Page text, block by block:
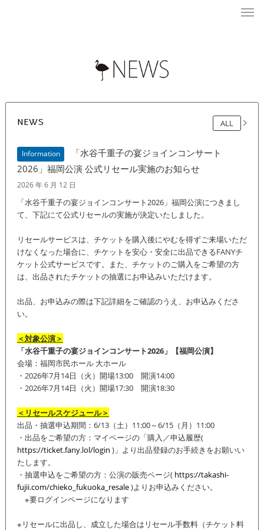
NEWS ALL
Information
「水谷千重子の宴ジョインコンサート
2026」福岡公演 公式リセール実施のお知らせ
2026 年 6 月 12 日
「水谷千重子の宴ジョインコンサート2026」福岡公演につきまし
て、下記にて公式リセールの実施が決定いたしました。
リセールサービスは、チケットを購入後にやむを得ずご来場いただ
けなくなった場合に、チケットを安心・安全に出品できるFANYチ
ケット公式サービスです。また、チケットのご購入をご希望の方
は、出品されたチケットの抽選にお申込みいただけます。
出品、お申込みの際は下記詳細をご確認のうえ、お申込みくださ
い。
＜対象公演＞
「水谷千重子の宴ジョインコンサート2026」【福岡公演】
会場：福岡市民ホール 大ホール
・2026年7月14日（火）開場13:00 開演14:00
・2026年7月14日（火）開場17:30 開演18:30
＜リセールスケジュール＞
出品・抽選申込期間：6/13（土）11:00～6/15（月） 11:00
・出品をご希望の方：マイページの「購入／申込履歴(
https://ticket.fany.lol/login )」より出品登録のお手続きをお願いい
たします。
・抽選申込をご希望の方：公演の販売ページ( https://takashi-
fujii.com/chieko_fukuoka_resale)よりお申込みください。
※要ログインページになります
※リセールに出品し、成立した場合はリセール手数料（チケット料